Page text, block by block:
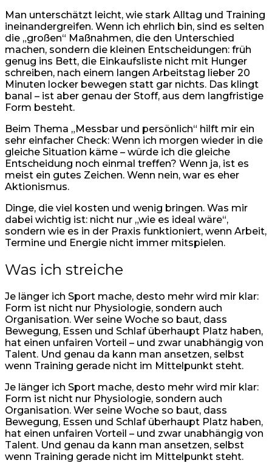
Man unterschätzt leicht, wie stark Alltag und Training
ineinandergreifen. Wenn ich ehrlich bin, sind es selten
die „großen“ Maßnahmen, die den Unterschied
machen, sondern die kleinen Entscheidungen: früh
genug ins Bett, die Einkaufsliste nicht mit Hunger
schreiben, nach einem langen Arbeitstag lieber 20
Minuten locker bewegen statt gar nichts. Das klingt
banal – ist aber genau der Stoff, aus dem langfristige
Form besteht.
Beim Thema „Messbar und persönlich“ hilft mir ein
sehr einfacher Check: Wenn ich morgen wieder in die
gleiche Situation käme – würde ich die gleiche
Entscheidung noch einmal treffen? Wenn ja, ist es
meist ein gutes Zeichen. Wenn nein, war es eher
Aktionismus.
Dinge, die viel kosten und wenig bringen. Was mir
dabei wichtig ist: nicht nur „wie es ideal wäre“,
sondern wie es in der Praxis funktioniert, wenn Arbeit,
Termine und Energie nicht immer mitspielen.
Was ich streiche
Je länger ich Sport mache, desto mehr wird mir klar:
Form ist nicht nur Physiologie, sondern auch
Organisation. Wer seine Woche so baut, dass
Bewegung, Essen und Schlaf überhaupt Platz haben,
hat einen unfairen Vorteil – und zwar unabhängig von
Talent. Und genau da kann man ansetzen, selbst
wenn Training gerade nicht im Mittelpunkt steht.
Je länger ich Sport mache, desto mehr wird mir klar:
Form ist nicht nur Physiologie, sondern auch
Organisation. Wer seine Woche so baut, dass
Bewegung, Essen und Schlaf überhaupt Platz haben,
hat einen unfairen Vorteil – und zwar unabhängig von
Talent. Und genau da kann man ansetzen, selbst
wenn Training gerade nicht im Mittelpunkt steht.